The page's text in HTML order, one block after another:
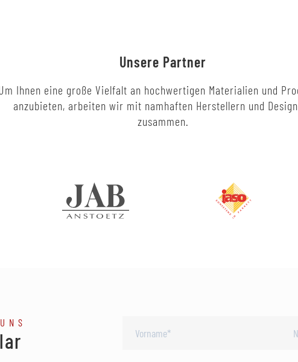
Unsere Partner
Ihnen eine große Vielfalt an hochwertigen Materialien und
anzubieten, arbeiten wir mit namhaften Herstellern und
zusammen.